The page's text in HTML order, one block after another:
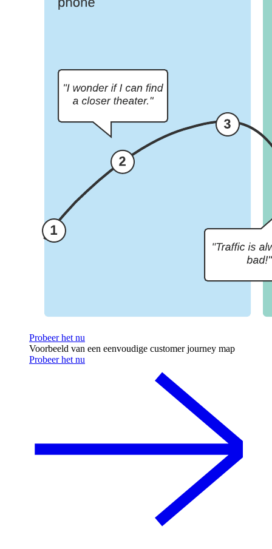
Probeer het nu
Voorbeeld van een eenvoudige customer journey map
Probeer het nu